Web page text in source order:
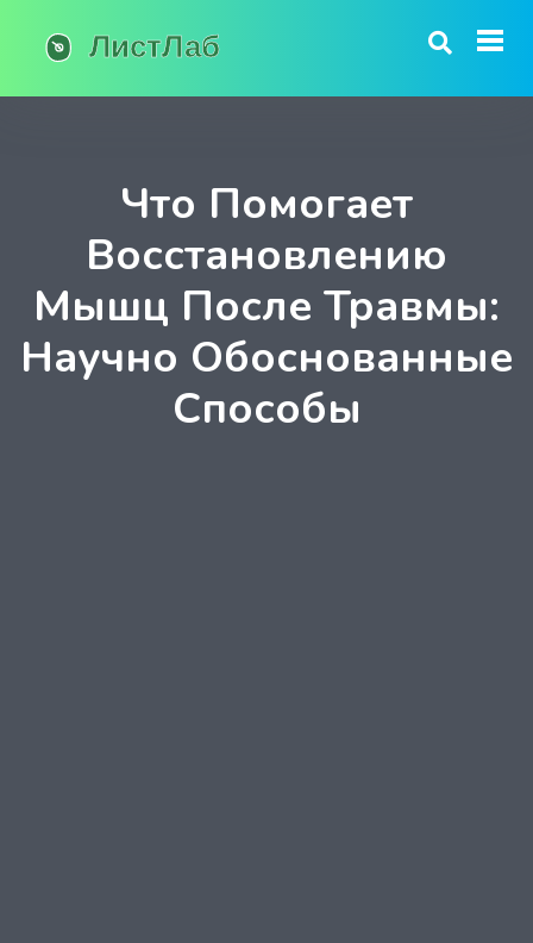
Что Помогает
Восстановлению
Мышц После Травмы:
Научно Обоснованные
Способы